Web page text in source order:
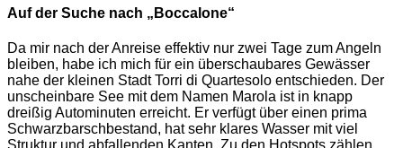
Auf der Suche nach „Boccalone“
Da mir nach der Anreise effektiv nur zwei Tage zum Angeln
bleiben, habe ich mich für ein überschaubares Gewässer
nahe der kleinen Stadt Torri di Quartesolo entschieden. Der
unscheinbare See mit dem Namen Marola ist in knapp
dreißig Autominuten erreicht. Er verfügt über einen prima
Schwarzbarschbestand, hat sehr klares Wasser mit viel
Struktur und abfallenden Kanten. Zu den Hotspots zählen